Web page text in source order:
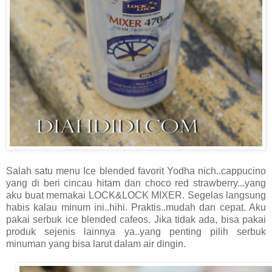
Salah satu menu Ice blended favorit Yodha nich..cappucino
yang di beri cincau hitam dan choco red strawberry...yang
aku buat memakai LOCK&LOCK MIXER. Segelas langsung
habis kalau minum ini..hihi. Praktis..mudah dan cepat. Aku
pakai serbuk ice blended cafeos. Jika tidak ada, bisa pakai
produk sejenis lainnya ya..yang penting pilih serbuk
minuman yang bisa larut dalam air dingin.